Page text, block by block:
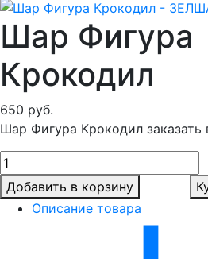
Шар Фигура
Крокодил
650 руб.
Шар Фигура Крокодил заказать
Добавить в корзину
Описание товара